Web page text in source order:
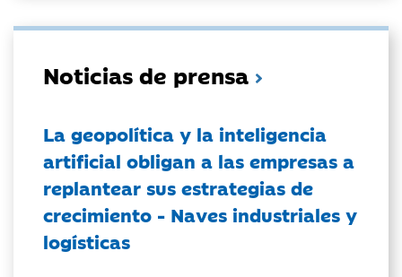
Noticias de prensa
La geopolítica y la inteligencia
artificial obligan a las empresas a
replantear sus estrategias de
crecimiento - Naves industriales y
logísticas